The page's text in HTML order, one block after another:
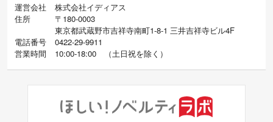
運営会社
株式会社イディアス
住所
〒180-0003
東京都武蔵野市吉祥寺南町1-8-1 三井吉祥寺ビル4F
電話番号
0422-29-9911
営業時間
10:00-18:00 （土日祝を除く）